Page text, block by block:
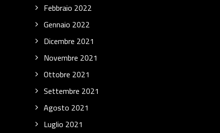
Febbraio 2022
Gennaio 2022
Dicembre 2021
Novembre 2021
Ottobre 2021
Settembre 2021
Agosto 2021
Luglio 2021